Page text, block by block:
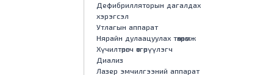
Дефибрилляторын дагалдах
хэрэгсэл
Утлагын аппарат
Нярайн дулаацуулах төхөөрөмж
Хүчилтөрөгч өтгөрүүлэгч
Диализ
Лазер эмчилгээний аппарат